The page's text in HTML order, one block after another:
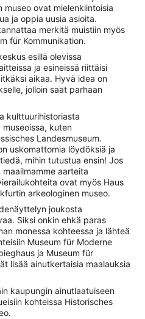
museo ovat mielenkiintoisia
ja oppia uusia asioita.
merkitä muistiin myös
für Kommunikation.
esillä olevissa
ja esineissä riittäisi
aikaa. Hyvä idea on
jolloin saat parhaan
kulttuurihistoriasta
museoissa, kuten
Landesmuseum.
uskomattomia löydöksiä ja
mihin tutustua ensin! Jos
aarteita
ovat myös Haus
arkeologinen museo.
joukosta
Siksi onkin ehkä paras
monessa kohteessa ja lähteä
Museum für Moderne
ja Museum für
lisää ainutkertaisia maalauksia
kaupungin ainutlaatuiseen
kohteissa Historisches